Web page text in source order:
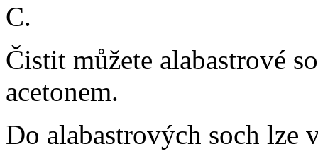
C.
Čistit můžete alabastrové
acetonem.
Do alabastrových soch lze